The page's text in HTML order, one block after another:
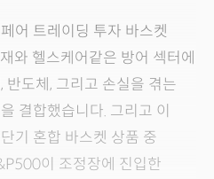
어 트레이딩 투자 바스켓
와 헬스케어같은 방어 섹터에
반도체, 그리고 손실을 겪는
결합했습니다. 그리고 이
기 혼합 바스켓 상품 중
이 조정장에 진입한